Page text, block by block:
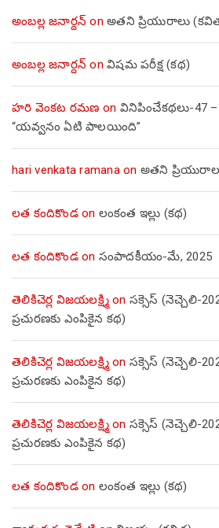
అంబల్ల జనార్దన్ on అతని ప్రియురాలు
అంబల్ల జనార్దన్ on విషమ పరీక్ష (క‌థ‌)
హరి వెంకట రమణ on వినిపించేకథలు-47 –
“యవ్వనం ఏటి పాలయింది”
hari venkata ramanaon అతని
లత కందికొండon లంకంత ఇల్లు (కథ)
లత కందికొండon సంపాదకీయం-మే, 2025
తెలికిచెర్ల విజయలక్ష్మిon సక్సెస్ (నెచ్చెలి-
ప్రచురణకు ఎంపికైన కథ)
తెలికిచెర్ల విజయలక్ష్మిon సక్సెస్ (నెచ్చెలి-
ప్రచురణకు ఎంపికైన కథ)
తెలికిచెర్ల విజయలక్ష్మిon సక్సెస్ (నెచ్చెలి-
ప్రచురణకు ఎంపికైన కథ)
లత కందికొండon లంకంత ఇల్లు (కథ)